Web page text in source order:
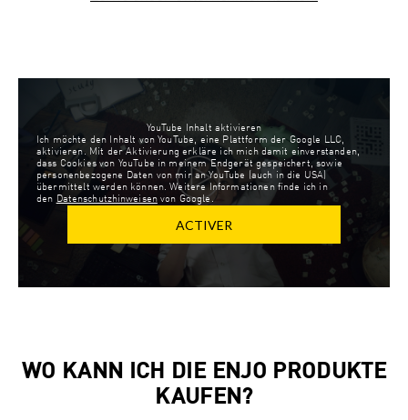
YouTube Inhalt aktivieren
Ich möchte den Inhalt von YouTube, eine Plattform der Google LLC,
aktivieren. Mit der Aktivierung erkläre ich mich damit einverstanden,
dass Cookies von YouTube in meinem Endgerät gespeichert, sowie
personenbezogene Daten von mir an YouTube (auch in die USA)
übermittelt werden können. Weitere Informationen finde ich in
den Datenschutzhinweisenvon Google.
ACTIVER
WO KANN ICH DIE ENJO PRODUKTE
KAUFEN?